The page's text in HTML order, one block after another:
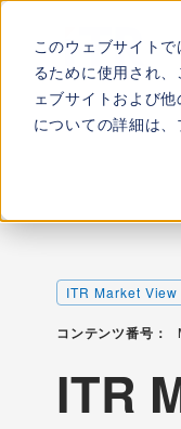
このウェブサイト
るために使用され
ェブサイトおよび
についての詳細は、
TOP レポート
ITR Market View
コンテンツ番号：
ITR